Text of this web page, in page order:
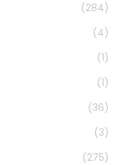
(284)
(4)
(1)
(1)
(36)
(3)
(275)